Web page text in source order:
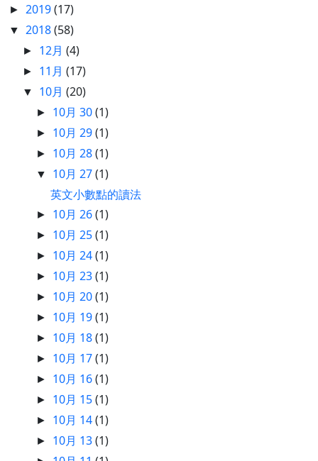
► 2019(17)
▼ 2018(58)
► 12月(4)
► 11月(17)
▼ 10月(20)
► 10月 30(1)
► 10月 29(1)
► 10月 28(1)
▼ 10月 27(1)
英文小數點的讀法
► 10月 26(1)
► 10月 25(1)
► 10月 24(1)
► 10月 23(1)
► 10月 20(1)
► 10月 19(1)
► 10月 18(1)
► 10月 17(1)
► 10月 16(1)
► 10月 15(1)
► 10月 14(1)
► 10月 13(1)